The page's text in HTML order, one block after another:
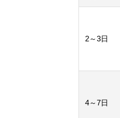
2～3日
4～7日